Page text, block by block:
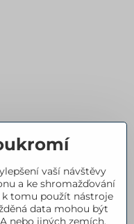
vaší návštěvy
a ke shromažďování
k tomu použít nástroje
data mohou být
nebo jiných zemích.